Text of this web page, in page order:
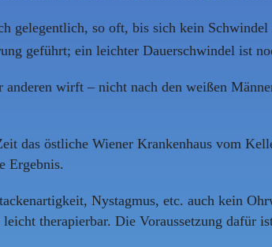
gelegentlich, so oft, bis sich kein Schwindel
geführt; ein leichter Dauerschwindel ist
wirft – nicht nach den weißen
das östliche Wiener Krankenhaus vom
Ergebnis.
Nystagmus, etc. auch kein
therapierbar. Die Voraussetzung dafür